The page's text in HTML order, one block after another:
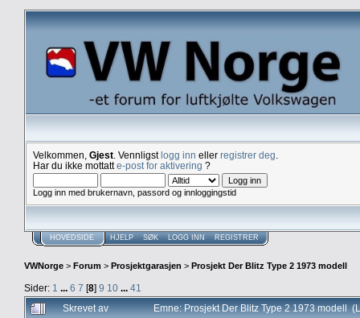
Velkommen, Gjest . Vennligstlogg inn eller registrer deg
Har du ikke mottatte-post for aktivering ?
Logg inn med brukernavn, passord og innloggingstid
HOVEDSIDE HJELP SØK LOGG INN REGISTRER
VWNorge > Forum > Prosjektgarasjen > Prosjekt Der Blitz Type 2 1973 modell
Sider: 1 ... 6 7 [8] 9 10 ... 41
Skrevet av
Emne: Prosjekt Der Blitz Type 2 1973 modell